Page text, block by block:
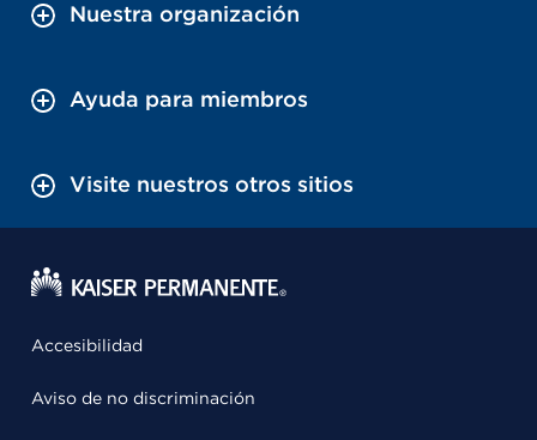
Nuestra organización
Ayuda para miembros
Visite nuestros otros sitios
Accesibilidad
Aviso de no discriminación